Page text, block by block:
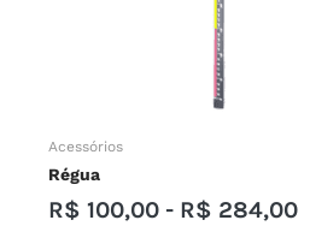
Acessórios
Régua
R$ 100,00 - R$ 284,00